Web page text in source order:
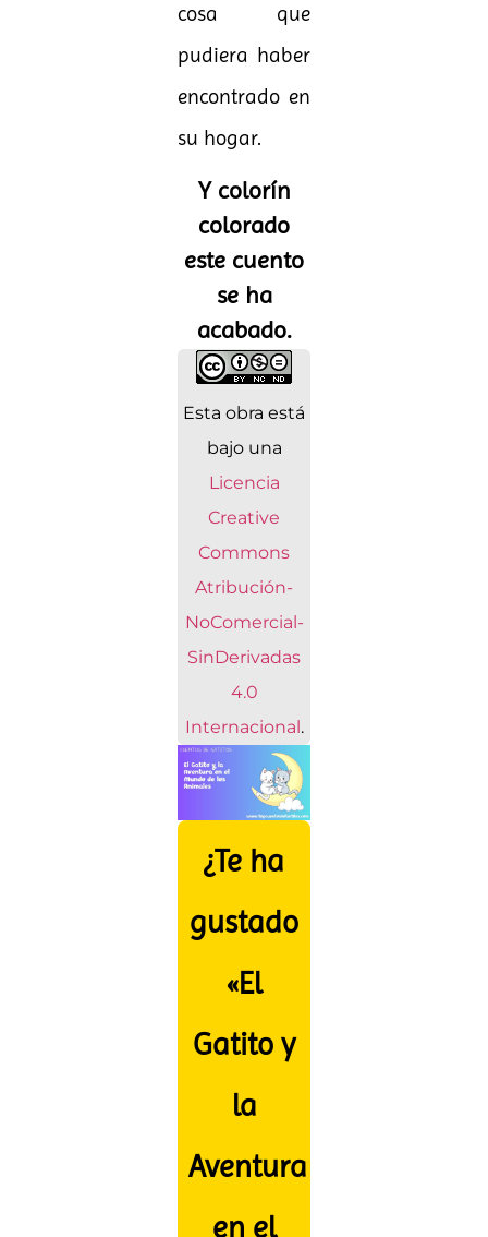
cosa que
pudiera haber
encontrado en
su hogar.
Y colorín
colorado
este cuento
se ha
acabado.
Esta obra está
bajo una
Licencia
Creative
Commons
Atribución-
NoComercial-
SinDerivadas
4.0
Internacional .
¿Te ha
gustado
«El
Gatito y
la
Aventura
en el